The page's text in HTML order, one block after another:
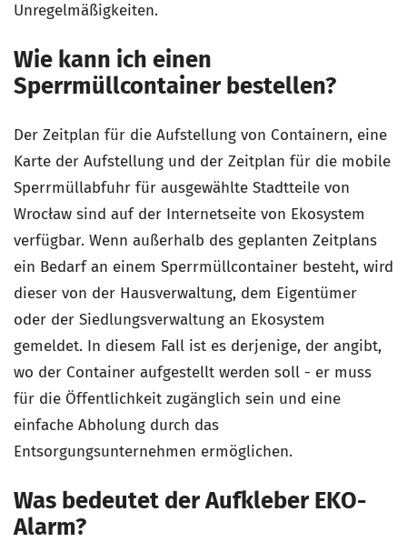
Unregelmäßigkeiten.
Wie kann ich einen
Sperrmüllcontainer bestellen?
Der Zeitplan für die Aufstellung von Containern, eine
Karte der Aufstellung und der Zeitplan für die mobile
Sperrmüllabfuhr für ausgewählte Stadtteile von
Wrocław sind auf der Internetseite von Ekosystem
verfügbar. Wenn außerhalb des geplanten Zeitplans
ein Bedarf an einem Sperrmüllcontainer besteht, wird
dieser von der Hausverwaltung, dem Eigentümer
oder der Siedlungsverwaltung an Ekosystem
gemeldet. In diesem Fall ist es derjenige, der angibt,
wo der Container aufgestellt werden soll - er muss
für die Öffentlichkeit zugänglich sein und eine
einfache Abholung durch das
Entsorgungsunternehmen ermöglichen.
Was bedeutet der Aufkleber EKO-
Alarm?